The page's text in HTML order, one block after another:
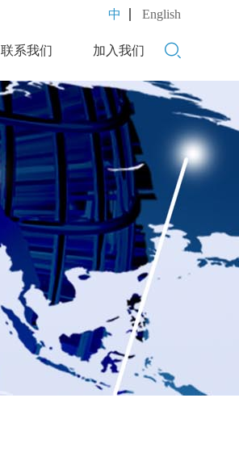
中 English
联系我们 加入我们